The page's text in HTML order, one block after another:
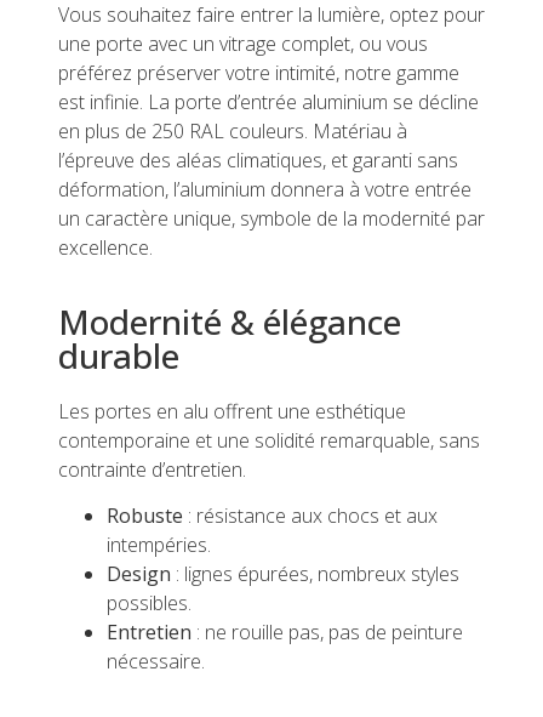
Vous souhaitez faire entrer la lumière, optez pour
une porte avec un vitrage complet, ou vous
préférez préserver votre intimité, notre gamme
est infinie. La porte d’entrée aluminium se décline
en plus de 250 RAL couleurs. Matériau à
l’épreuve des aléas climatiques, et garanti sans
déformation, l’aluminium donnera à votre entrée
un caractère unique, symbole de la modernité par
excellence.
Modernité & élégance
durable
Les portes en alu offrent une esthétique
contemporaine et une solidité remarquable, sans
contrainte d’entretien.
Robuste : résistance aux chocs et aux
intempéries.
Design : lignes épurées, nombreux styles
possibles.
Entretien : ne rouille pas, pas de peinture
nécessaire.